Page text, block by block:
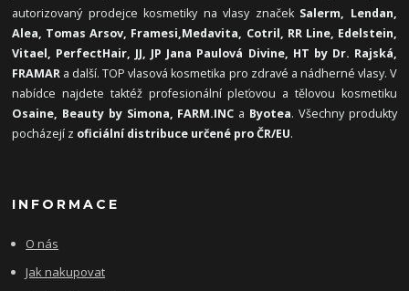
autorizovaný prodejce kosmetiky na vlasy značek Salerm, Lendan,
Alea, Tomas Arsov, Framesi,Medavita, Cotril, RR Line, Edelstein,
Vitael, PerfectHair, JJ, JP Jana Paulová Divine, HT by Dr. Rajská,
FRAMAR a další. TOP vlasová kosmetika pro zdravé a nádherné vlasy. V
nabídce najdete taktéž profesionální pleťovou a tělovou kosmetiku
Osaine, Beauty by Simona, FARM.INC a Byotea. Všechny produkty
pocházejí z oficiální distribuce určené pro ČR/EU.
INFORMACE
O nás
Jak nakupovat